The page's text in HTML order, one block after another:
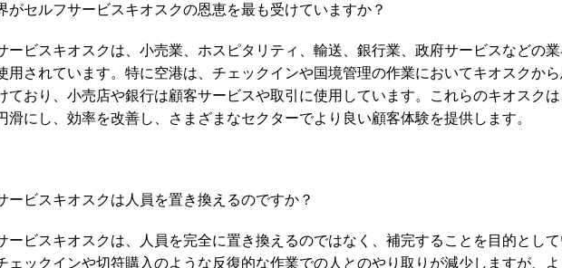
がセルフサービスキオスクの恩恵を最も受けていますか？
ービスキオスクは、小売業、ホスピタリティ、輸送、銀行業、政府サービスなどの
用されています。特に空港は、チェックインや国境管理の作業においてキオスクか
ており、小売店や銀行は顧客サービスや取引に使用しています。これらのキオスクは
滑にし、効率を改善し、さまざまなセクターでより良い顧客体験を提供します。
ービスキオスクは人員を置き換えるのですか？
ービスキオスクは、人員を完全に置き換えるのではなく、補完することを目的とし
ェックインや切符購入のような反復的な作業での人とのやり取りが減少しますが、よ